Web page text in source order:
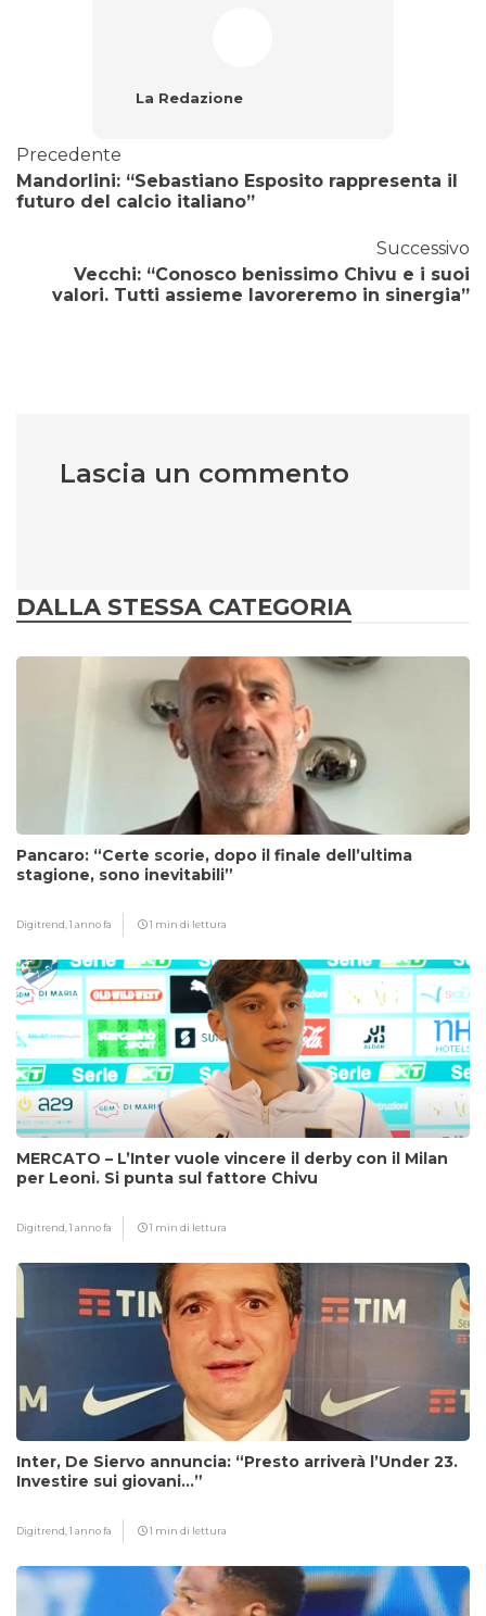
La Redazione
Precedente
Mandorlini: “Sebastiano Esposito rappresenta il
futuro del calcio italiano”
Successivo
Vecchi: “Conosco benissimo Chivu e i suoi
valori. Tutti assieme lavoreremo in sinergia”
Lascia un commento
DALLA STESSA CATEGORIA
Pancaro: “Certe scorie, dopo il finale dell’ultima
stagione, sono inevitabili”
Digitrend,1 anno fa 1 min di lettura
MERCATO – L’Inter vuole vincere il derby con il Milan
per Leoni. Si punta sul fattore Chivu
Digitrend,1 anno fa 1 min di lettura
Inter, De Siervo annuncia: “Presto arriverà l’Under 23.
Investire sui giovani…”
Digitrend,1 anno fa 1 min di lettura